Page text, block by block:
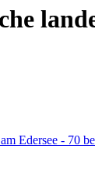
Edersee - 70